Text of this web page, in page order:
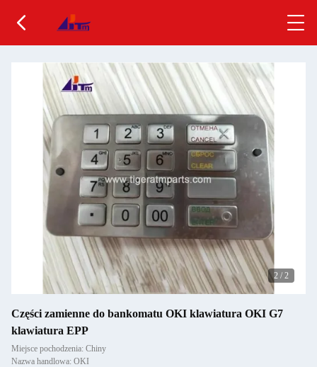
2 / 2
Części zamienne do bankomatu OKI klawiatura OKI G7
klawiatura EPP
Miejsce pochodzenia: Chiny
Nazwa handlowa: OKI